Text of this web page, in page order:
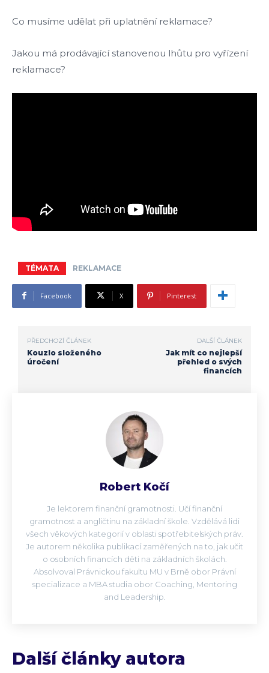
Co musíme udělat při uplatnění reklamace?
Jakou má prodávající stanovenou lhůtu pro vyřízení
reklamace?
TÉMATA REKLAMACE
Facebook X Pinterest
PŘEDCHOZÍ ČLÁNEK
Kouzlo složeného
úročení
DALŠÍ ČLÁNEK
Jak mít co nejlepší
přehled o svých
financích
Robert Kočí
Je lektorem finanční gramotnosti. Učí finanční
gramotnost a angličtinu na základní škole. Vzdělává lidi
všech věkových kategorií v oblasti spotřebitelských práv.
Je autorem několika publikací zaměřených na to, jak učit
o osobních financích děti na základních školách.
Absolvoval Právnickou fakultu MU v Brně obor Právní
specializace a MBA studia obor Coaching, Mentoring
and Leadership.
Další články autora